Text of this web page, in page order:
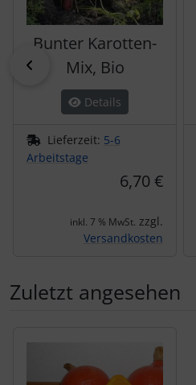
zurück
Bunter Karotten-
Mix, Bio
Details
Lieferzeit: 5-6
Arbeitstage
6,70 €
inkl. 7 % MwSt. zzgl.
Versandkosten
Zuletzt angesehen